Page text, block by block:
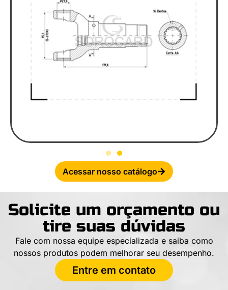
Acessar nosso catálogo
Solicite um orçamento ou
tire suas dúvidas
Fale com nossa equipe especializada e saiba como
nossos produtos podem melhorar seu desempenho.
Entre em contato